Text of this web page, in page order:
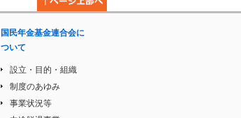
国民年金基金連合会に
ついて
設立・目的・組織
制度のあゆみ
事業状況等